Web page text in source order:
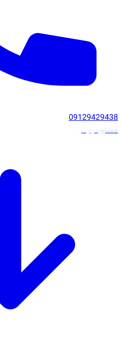
09129429438
مشاوره رایگان